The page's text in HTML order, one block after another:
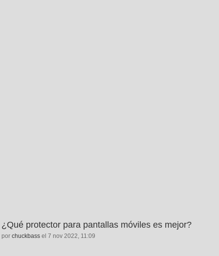
¿Qué protector para pantallas móviles es mejor?
por chuckbass el 7 nov 2022, 11:09